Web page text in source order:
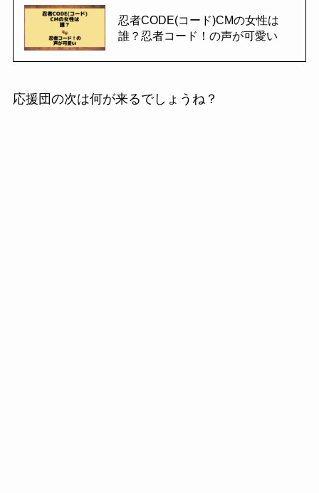
忍者CODE(コード)CMの女性は
誰？忍者コード！の声が可愛い
応援団の次は何が来るでしょうね？